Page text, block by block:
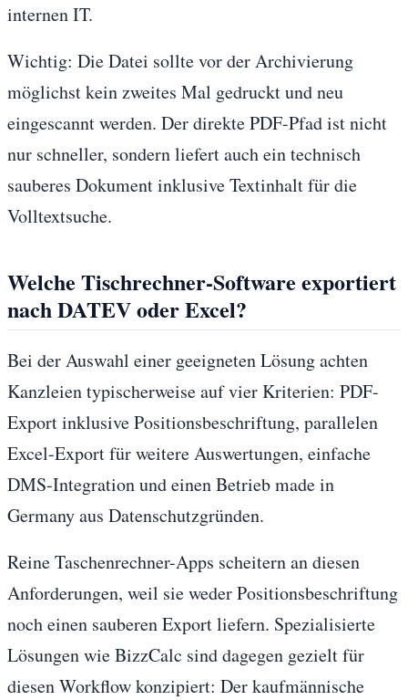
internen IT.
Wichtig: Die Datei sollte vor der Archivierung
möglichst kein zweites Mal gedruckt und neu
eingescannt werden. Der direkte PDF-Pfad ist nicht
nur schneller, sondern liefert auch ein technisch
sauberes Dokument inklusive Textinhalt für die
Volltextsuche.
Welche Tischrechner-Software exportiert
nach DATEV oder Excel?
Bei der Auswahl einer geeigneten Lösung achten
Kanzleien typischerweise auf vier Kriterien: PDF-
Export inklusive Positionsbeschriftung, parallelen
Excel-Export für weitere Auswertungen, einfache
DMS-Integration und einen Betrieb made in
Germany aus Datenschutzgründen.
Reine Taschenrechner-Apps scheitern an diesen
Anforderungen, weil sie weder Positionsbeschriftung
noch einen sauberen Export liefern. Spezialisierte
Lösungen wie BizzCalc sind dagegen gezielt für
diesen Workflow konzipiert: Der kaufmännische